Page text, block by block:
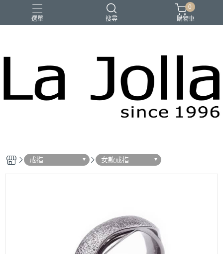
選單 搜尋
咖啡 母親節禮物
0
購物車
戒指 女款戒指